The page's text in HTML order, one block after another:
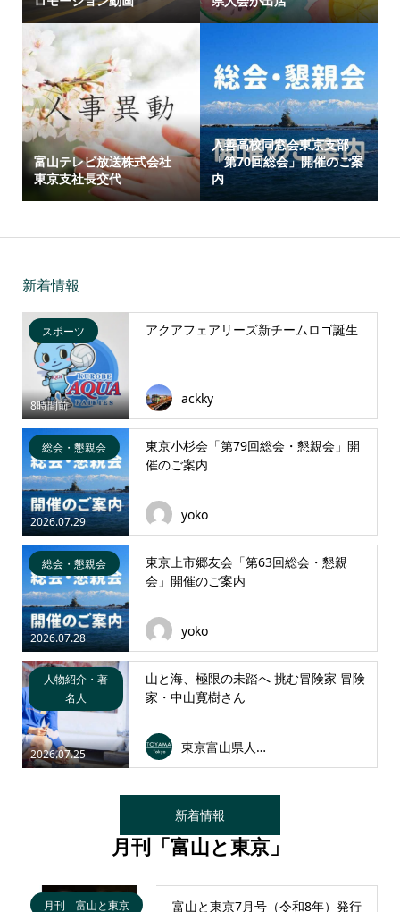
富山テレビ放送株式会社
東京支社長交代
入善高校同窓会東京支部
「第70回総会」開催のご案
内
新着情報
8時間前
スポーツ アクアフェアリーズ新チームロゴ誕生
ackky
2026.07.29
総会・懇親会
東京小杉会「第79回総会・懇親会」開
催のご案内
yoko
2026.07.28
総会・懇親会
東京上市郷友会「第63回総会・懇親
会」開催のご案内
yoko
2026.07.25
人物紹介・著
名人
山と海、極限の未踏へ 挑む冒険家 冒険
家・中山寛樹さん
東京富山県人会連合会
新着情報
月刊「富山と東京」
月刊 富山と東京 富山と東京7月号（令和8年）発行